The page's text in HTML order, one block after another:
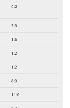
4:0
3:3
1:6
1:2
1:2
8:0
11:0